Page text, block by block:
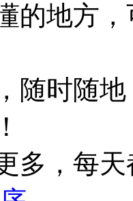
的地方
随时随
多，每